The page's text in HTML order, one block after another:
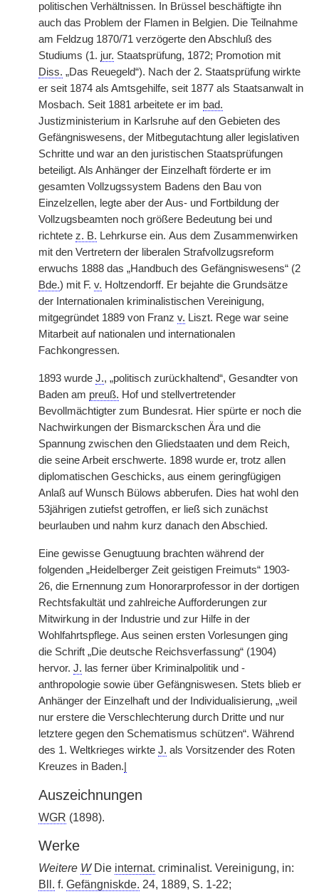
politischen Verhältnissen. In Brüssel beschäftigte ihn
auch das Problem der Flamen in Belgien. Die Teilnahme
am Feldzug 1870/71 verzögerte den Abschluß des
Studiums (1. jur. Staatsprüfung, 1872; Promotion mit
Diss. „Das Reuegeld“). Nach der 2. Staatsprüfung wirkte
er seit 1874 als Amtsgehilfe, seit 1877 als Staatsanwalt in
Mosbach. Seit 1881 arbeitete er im bad.
Justizministerium in Karlsruhe auf den Gebieten des
Gefängniswesens, der Mitbegutachtung aller legislativen
Schritte und war an den juristischen Staatsprüfungen
beteiligt. Als Anhänger der Einzelhaft förderte er im
gesamten Vollzugssystem Badens den Bau von
Einzelzellen, legte aber der Aus- und Fortbildung der
Vollzugsbeamten noch größere Bedeutung bei und
richtete z. B. Lehrkurse ein. Aus dem Zusammenwirken
mit den Vertretern der liberalen Strafvollzugsreform
erwuchs 1888 das „Handbuch des Gefängniswesens“ (2
Bde.) mit F. v. Holtzendorff. Er bejahte die Grundsätze
der Internationalen kriminalistischen Vereinigung,
mitgegründet 1889 von Franz v. Liszt. Rege war seine
Mitarbeit auf nationalen und internationalen
Fachkongressen.
1893 wurde J., „politisch zurückhaltend“, Gesandter von
Baden am preuß. Hof und stellvertretender
Bevollmächtigter zum Bundesrat. Hier spürte er noch die
Nachwirkungen der Bismarckschen Ära und die
Spannung zwischen den Gliedstaaten und dem Reich,
die seine Arbeit erschwerte. 1898 wurde er, trotz allen
diplomatischen Geschicks, aus einem geringfügigen
Anlaß auf Wunsch Bülows abberufen. Dies hat wohl den
53jährigen zutiefst getroffen, er ließ sich zunächst
beurlauben und nahm kurz danach den Abschied.
Eine gewisse Genugtuung brachten während der
folgenden „Heidelberger Zeit geistigen Freimuts“ 1903-
26, die Ernennung zum Honorarprofessor in der dortigen
Rechtsfakultät und zahlreiche Aufforderungen zur
Mitwirkung in der Industrie und zur Hilfe in der
Wohlfahrtspflege. Aus seinen ersten Vorlesungen ging
die Schrift „Die deutsche Reichsverfassung“ (1904)
hervor. J. las ferner über Kriminalpolitik und -
anthropologie sowie über Gefängniswesen. Stets blieb er
Anhänger der Einzelhaft und der Individualisierung, „weil
nur erstere die Verschlechterung durch Dritte und nur
letztere gegen den Schematismus schützen“. Während
des 1. Weltkrieges wirkte J. als Vorsitzender des Roten
Kreuzes in Baden.
Auszeichnungen
WGR (1898).
Werke
Weitere WDie internat. criminalist. Vereinigung, in:
Bll. f. Gefängniskde. 24, 1889, S. 1-22;